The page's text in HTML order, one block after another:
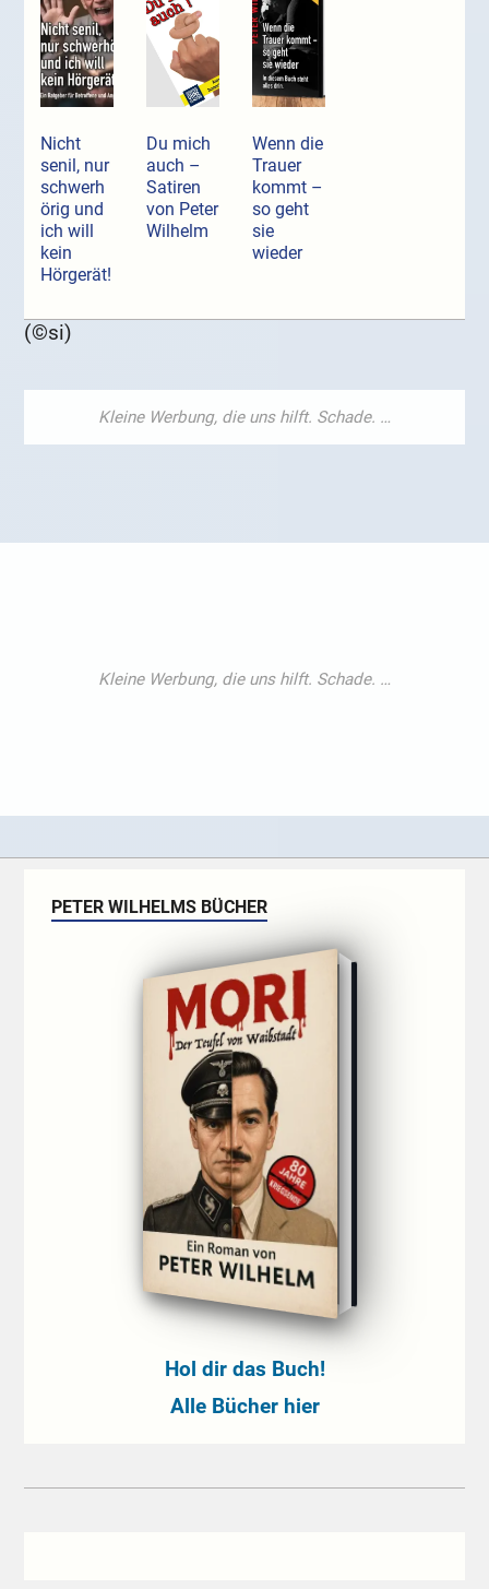
Nicht
senil, nur
schwerh
örig und
ich will
kein
Hörgerät!
Du mich
auch –
Satiren
von Peter
Wilhelm
Wenn die
Trauer
kommt –
so geht
sie
wieder
(©si)
PETER WILHELMS BÜCHER
Hol dir das Buch!
Alle Bücher hier